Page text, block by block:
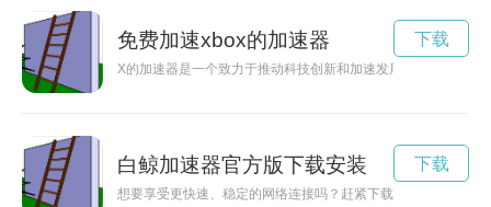
免费加速xbox的加速器
X的加速器是一个致力于推动科技创新和加速发展的平台，为
下载
白鲸加速器官方版下载安装
想要享受更快速、稳定的网络连接吗？赶紧下载白鲸加速器官
下载